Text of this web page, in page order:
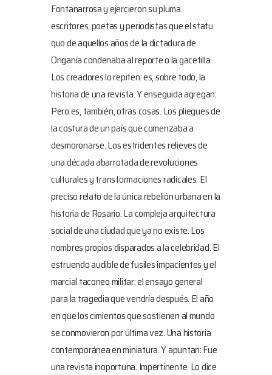
Fontanarrosa y ejercieron su pluma
escritores, poetas y periodistas que el statu
quo de aquellos años de la dictadura de
Onganía condenaba al reporte o la gacetilla.
Los creadores lo repiten: es, sobre todo, la
historia de una revista. Y enseguida agregan:
Pero es, también, otras cosas. Los pliegues de
la costura de un país que comenzaba a
desmoronarse. Los estridentes relieves de
una década abarrotada de revoluciones
culturales y transformaciones radicales. El
preciso relato de la única rebelión urbana en la
historia de Rosario. La compleja arquitectura
social de una ciudad que ya no existe. Los
nombres propios disparados a la celebridad. El
estruendo audible de fusiles impacientes y el
marcial taconeo militar: el ensayo general
para la tragedia que vendría después. El año
en que los cimientos que sostienen al mundo
se conmovieron por última vez. Una historia
contemporánea en miniatura. Y apuntan: Fue
una revista inoportuna. Impertinente. Lo dice